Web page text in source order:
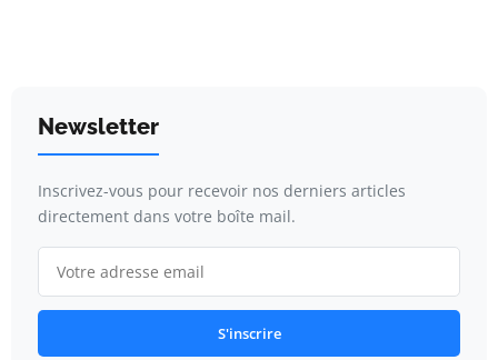
Newsletter
Inscrivez-vous pour recevoir nos derniers articles
directement dans votre boîte mail.
S'inscrire